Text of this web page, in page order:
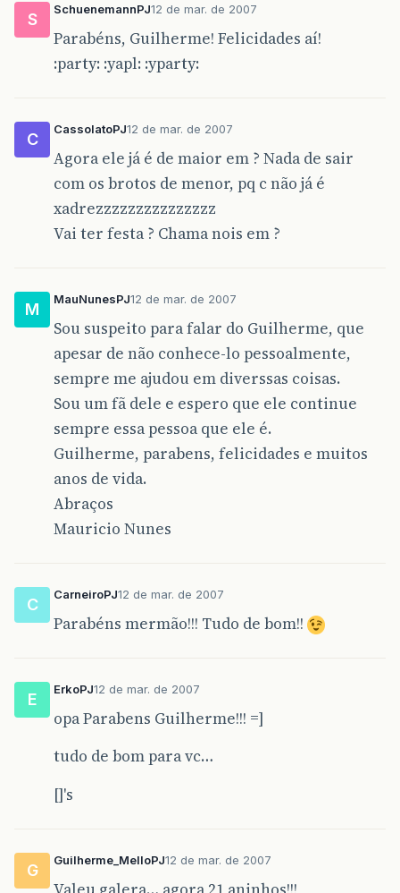
S
SchuenemannPJ12 de mar. de 2007
Parabéns, Guilherme! Felicidades aí!
:party: :yapl: :yparty:
C
CassolatoPJ12 de mar. de 2007
Agora ele já é de maior em ? Nada de sair
com os brotos de menor, pq c não já é
xadrezzzzzzzzzzzzzzz
Vai ter festa ? Chama nois em ?
M
MauNunesPJ12 de mar. de 2007
Sou suspeito para falar do Guilherme, que
apesar de não conhece-lo pessoalmente,
sempre me ajudou em diverssas coisas.
Sou um fã dele e espero que ele continue
sempre essa pessoa que ele é.
Guilherme, parabens, felicidades e muitos
anos de vida.
Abraços
Mauricio Nunes
C
CarneiroPJ12 de mar. de 2007
Parabéns mermão!!! Tudo de bom!!
E
ErkoPJ12 de mar. de 2007
opa Parabens Guilherme!!! =]
tudo de bom para vc…
[]'s
G
Guilherme_MelloPJ12 de mar. de 2007